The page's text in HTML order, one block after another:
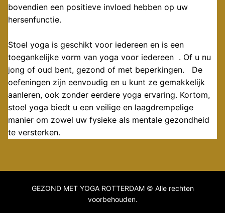
bovendien een positieve invloed hebben op uw
hersenfunctie.
Stoel yoga is geschikt voor iedereen en is een
toegankelijke vorm van yoga voor iedereen . Of u nu
jong of oud bent, gezond of met beperkingen. De
oefeningen zijn eenvoudig en u kunt ze gemakkelijk
aanleren, ook zonder eerdere yoga ervaring. Kortom,
stoel yoga biedt u een veilige en laagdrempelige
manier om zowel uw fysieke als mentale gezondheid
te versterken.
GEZOND MET YOGA ROTTERDAM © Alle rechten
voorbehouden.